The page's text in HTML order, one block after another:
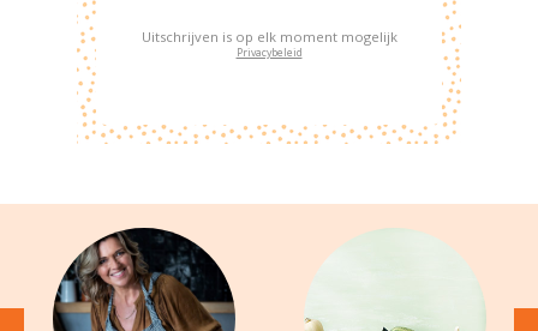
Uitschrijven is op elk moment mogelijk
Privacybeleid